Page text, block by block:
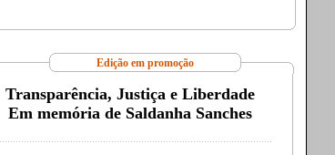
Edição em promoção
Transparência, Justiça e Liberdade
Em memória de Saldanha Sanches